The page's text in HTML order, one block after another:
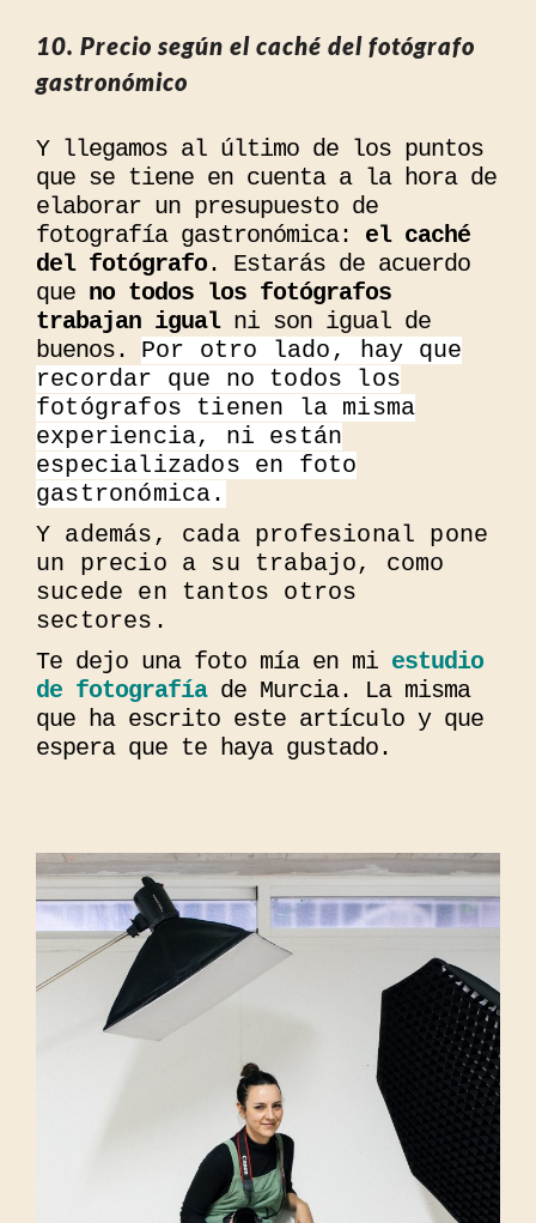
10. Precio según el caché del fotógrafo
gastronómico
Y llegamos al último de los puntos
que se tiene en cuenta a la hora de
elaborar un presupuesto de
fotografía gastronómica: el caché
del fotógrafo. Estarás de acuerdo
que no todos los fotógrafos
trabajan igualni son igual de
buenos. Por otro lado, hay que
recordar que no todos los
fotógrafos tienen la misma
experiencia, ni están
especializados en foto
gastronómica.
Y además, cada profesional pone
un precio a su trabajo, como
sucede en tantos otros
sectores.
Te dejo una foto mía en mi estudio
de fotografíade Murcia. La misma
que ha escrito este artículo y que
espera que te haya gustado.